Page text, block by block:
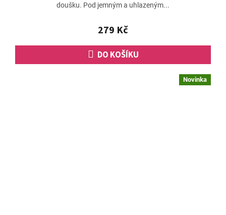
279 Kč
DO KOŠÍKU
doušku. Pod jemným a uhlazeným...
Novinka